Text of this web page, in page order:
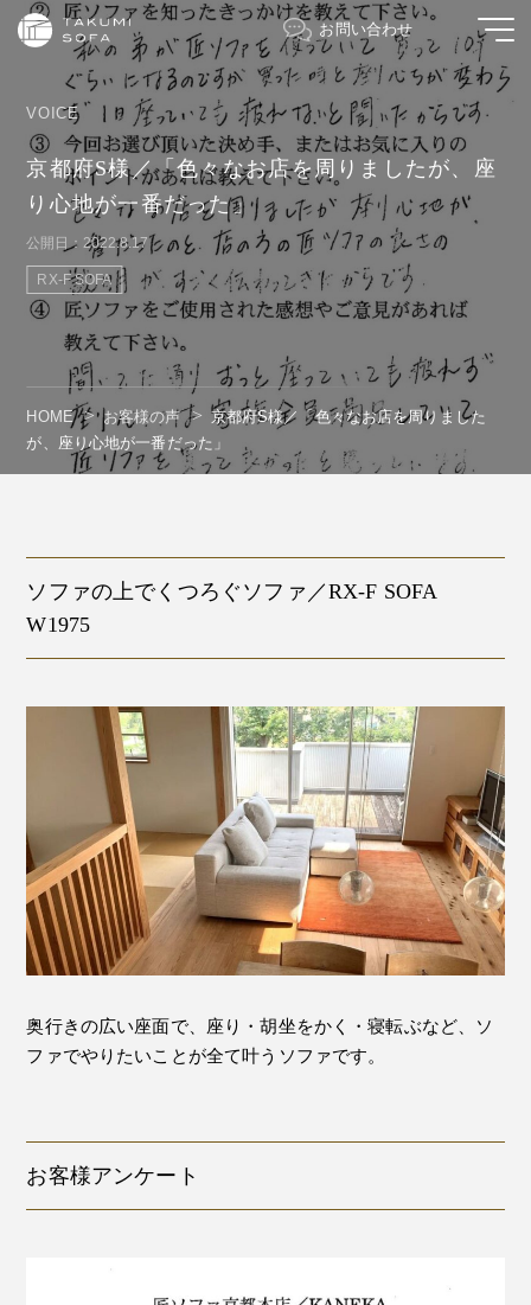
お問い合わせ
VOICE
京都府S様／「色々なお店を周りましたが、座
り心地が一番だった」
公開日：2022.8.17
RX-F SOFA
HOME お客様の声
京都府S様／「色々なお店を周りました
が、座り心地が一番だった」
ソファの上でくつろぐソファ／RX-F SOFA
W1975
奥行きの広い座面で、座り・胡坐をかく・寝転ぶなど、ソ
ファでやりたいことが全て叶うソファです。
お客様アンケート